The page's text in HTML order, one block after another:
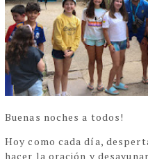
Buenas noches a todos!
Hoy como cada día,
hacer la oración y